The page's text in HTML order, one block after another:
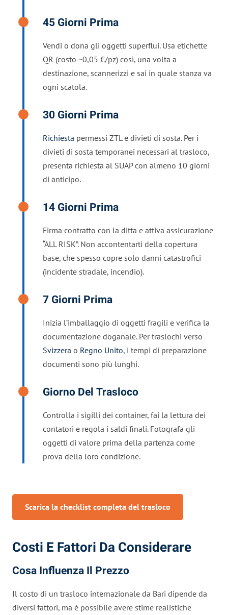
45 Giorni Prima
Vendi o dona gli oggetti superflui. Usa etichette
QR (costo ~0,05 €/pz) così, una volta a
destinazione, scannerizzi e sai in quale stanza va
ogni scatola.
30 Giorni Prima
Richiesta permessi ZTL e divieti di sosta. Per i
divieti di sosta temporanei necessari al trasloco,
presenta richiesta al SUAP con almeno 10 giorni
di anticipo.
14 Giorni Prima
Firma contratto con la ditta e attiva assicurazione
“ALL RISK”. Non accontentarti della copertura
base, che spesso copre solo danni catastrofici
(incidente stradale, incendio).
7 Giorni Prima
Inizia l’imballaggio di oggetti fragili e verifica la
documentazione doganale. Per traslochi verso
Svizzera o Regno Unito, i tempi di preparazione
documenti sono più lunghi.
Giorno Del Trasloco
Controlla i sigilli dei container, fai la lettura dei
contatori e regola i saldi finali. Fotografa gli
oggetti di valore prima della partenza come
prova della loro condizione.
Scarica la checklist completa del trasloco
Costi E Fattori Da Considerare
Cosa Influenza Il Prezzo
Il costo di un trasloco internazionale da Bari dipende da
diversi fattori, ma è possibile avere stime realistiche